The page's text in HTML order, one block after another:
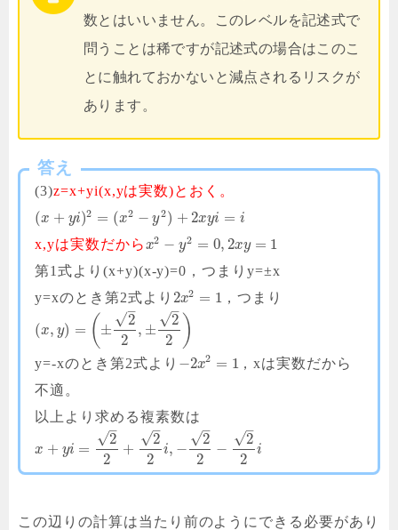
数とはいいません。このレベルを記述式で
問うことは稀ですが記述式の場合はこのこ
とに触れておかないと減点されるリスクが
あります。
答え
(3)z=x+yi(x,yは実数)とおく。
(x + yi)2 = (x2 − y2) + 2xyi = i
x,yは実数だからx2 − y2 = 0, 2xy = 1
第1式より(x+y)(x-y)=0，つまりy=±x
y=xのとき第2式より 2x2 = 1 ，つまり
(x, y) = ( ±
2
–
√
2
, ±
2
–
√
2
)
y=-xのとき第2式より −2x2 = 1 ，xは実数だから
不適。
以上より求める複素数は
x + yi =
2
–
√
2
+
2
–
√
2
i, −
2
–
√
2
−
2
–
√
2
i
この辺りの計算は当たり前のようにできる必要があり